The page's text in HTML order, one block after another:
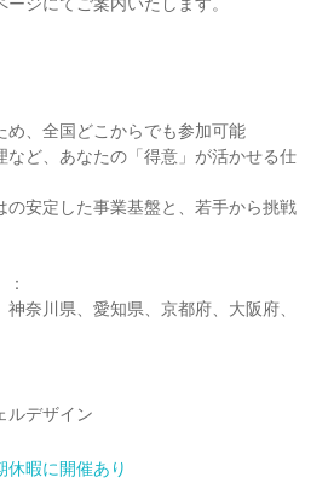
め、全国どこからでも参加可能
など、あなたの「得意」が活かせる仕
の安定した事業基盤と、若手から挑戦
奈川県、愛知県、京都府、大阪府、
ルデザイン
休暇に開催あり